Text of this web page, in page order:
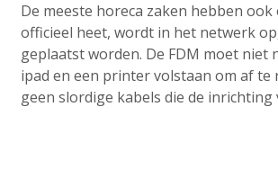
De meeste horeca zaken hebben
officieel heet, wordt in het netwerk
geplaatst worden. De FDM moet niet
ipad en een printer volstaan om af
geen slordige kabels die de inrichting